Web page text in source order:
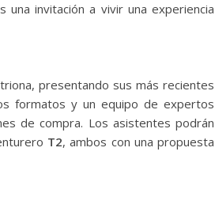
invitación a vivir una experiencia
presentando sus más recientes
formatos y un equipo de expertos
de compra. Los asistentes podrán
T2, ambos con una propuesta